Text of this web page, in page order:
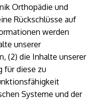
Orthopädie und
Rückschlüsse auf
werden
unserer
(2) die Inhalte unserer
für diese zu
Systeme und der